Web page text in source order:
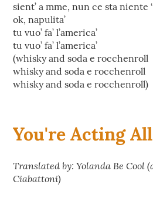
sient’ a mme, nun ce sta niente
ok, napulita’
tu vuo’ fa’ l’america’
tu vuo’ fa’ l’america’
(whisky and soda e rocchenroll
whisky and soda e rocchenroll
whisky and soda e rocchenroll)
You're Acting
Translated by: Yolanda Be Cool
Ciabattoni)